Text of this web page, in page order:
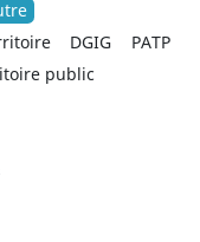
DGIG
PATP
public